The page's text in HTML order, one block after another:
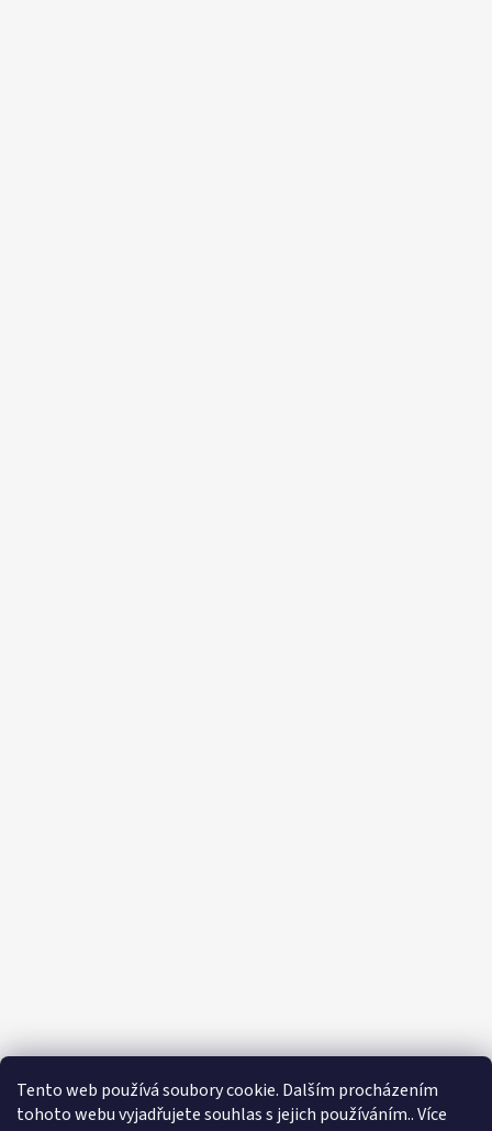
Tento web používá soubory cookie. Dalším procházením
tohoto webu vyjadřujete souhlas s jejich používáním.. Více